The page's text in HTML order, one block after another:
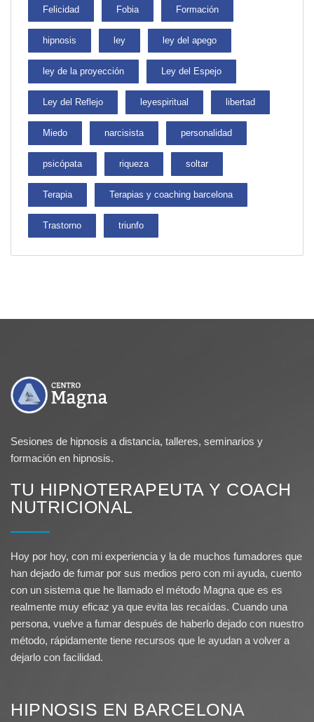
Felicidad Fobia Formación
hipnosis ley ley del apego
ley de la proyección Ley del Espejo
Ley del Reflejo leyespiritual libertad
Miedo narcisista personalidad
psicópata riqueza soltar
Terapia Terapias y coaching barcelona
Trastorno triunfo
Sesiones de hipnosis a distancia, talleres, seminarios y
formación en hipnosis.
TU HIPNOTERAPEUTA Y COACH
NUTRICIONAL
Hoy por hoy, con mi experiencia y la de muchos fumadores que
han dejado de fumar por sus medios pero con mi ayuda, cuento
con un sistema que he llamado el método Magna que es es
realmente muy eficaz ya que evita las recaídas. Cuando una
persona, vuelve a fumar después de haberlo dejado con nuestro
método, rápidamente tiene recursos que le ayudan a volver a
dejarlo con facilidad.
HIPNOSIS EN BARCELONA